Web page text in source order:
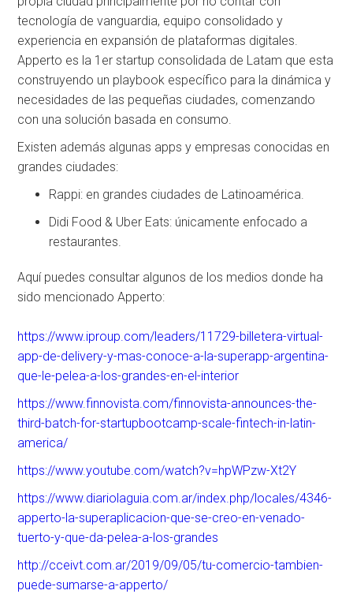
tecnología de vanguardia, equipo consolidado y
experiencia en expansión de plataformas digitales.
Apperto es la 1er startup consolidada de Latam que esta
construyendo un playbook específico para la dinámica y
necesidades de las pequeñas ciudades, comenzando
con una solución basada en consumo.
Existen además algunas apps y empresas conocidas en
grandes ciudades:
Rappi: en grandes ciudades de Latinoamérica.
Didi Food & Uber Eats: únicamente enfocado a
restaurantes.
Aquí puedes consultar algunos de los medios donde ha
sido mencionado Apperto:
https://www.iproup.com/leaders/11729-billetera-virtual-
app-de-delivery-y-mas-conoce-a-la-superapp-argentina-
que-le-pelea-a-los-grandes-en-el-interior
https://www.finnovista.com/finnovista-announces-the-
third-batch-for-startupbootcamp-scale-fintech-in-latin-
america/
https://www.youtube.com/watch?v=hpWPzw-Xt2Y
https://www.diariolaguia.com.ar/index.php/locales/4346-
apperto-la-superaplicacion-que-se-creo-en-venado-
tuerto-y-que-da-pelea-a-los-grandes
http://cceivt.com.ar/2019/09/05/tu-comercio-tambien-
puede-sumarse-a-apperto/